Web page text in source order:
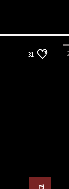
31